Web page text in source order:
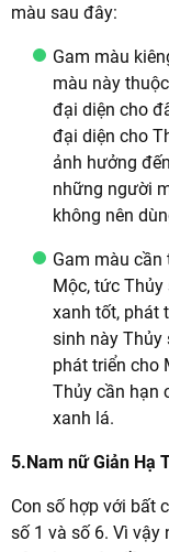
màu sau đây:
Gam màu
màu này
đại diện cho
đại diện cho
ảnh hưởng
những người
không nên
Gam màu cần
Mộc, tức
xanh tốt, phát
sinh này Thủy
phát triển cho
Thủy cần hạn
xanh lá.
5.Nam nữ Giản Hạ
Con số hợp với bất
số 1 và số 6. Vì